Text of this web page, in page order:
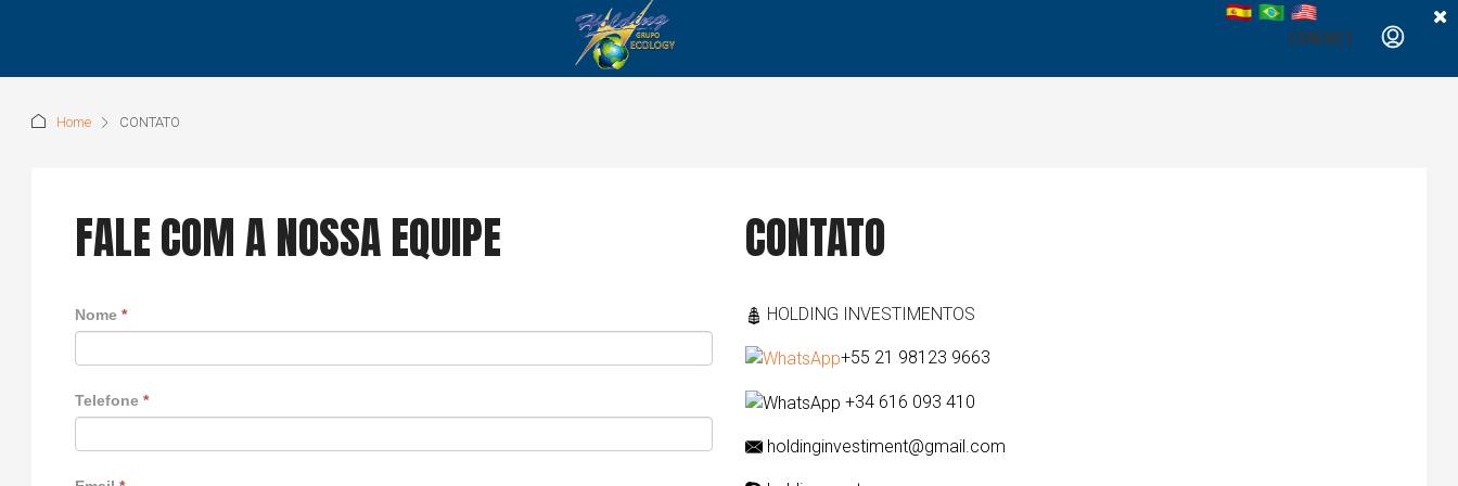
CONTACT
Home CONTATO
FALE COM A NOSSA EQUIPE
Nome *
Telefone *
CONTATO
HOLDING INVESTIMENTOS
+55 21 98123 9663
+34 616 093 410
holdinginvestiment@gmail.com